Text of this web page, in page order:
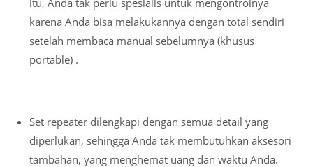
karena Anda bisa melakukannya dengan total sendiri
setelah membaca manual sebelumnya (khusus
portable) .
Set repeater dilengkapi dengan semua detail yang
diperlukan, sehingga Anda tak membutuhkan aksesori
tambahan, yang menghemat uang dan waktu Anda.